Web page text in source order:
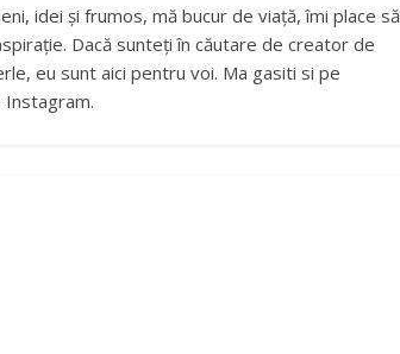
idei și frumos, mă bucur de viață, îmi place să
Dacă sunteți în căutare de creator de
eu sunt aici pentru voi. Ma gasiti si pe
Instagram.